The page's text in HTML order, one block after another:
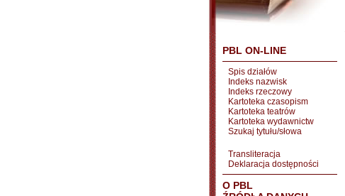
PBL ON-LINE
Spis działów
Indeks nazwisk
Indeks rzeczowy
Kartoteka czasopism
Kartoteka teatrów
Kartoteka wydawnictw
Szukaj tytułu/słowa
Transliteracja
Deklaracja dostępności
O PBL